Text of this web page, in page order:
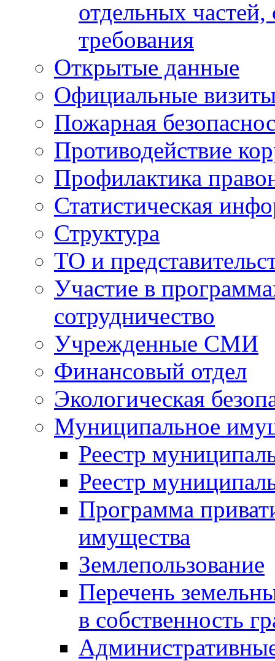
отдельных
требования
Открытые данные
Официальные
Пожарная
Противодействие
Профилактика
Статистическая
Структура
ТО и
Участие в
сотрудничество
Учрежденные СМИ
Финансовый отдел
Экологическая
Муниципальное
Реестр
Реестр
Программа
имущества
Землепользование
Перечень
в собственность